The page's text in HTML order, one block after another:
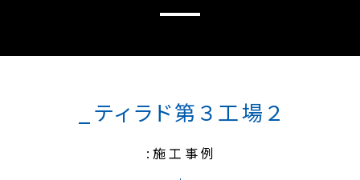
_ティラド第３工場２
:施工事例